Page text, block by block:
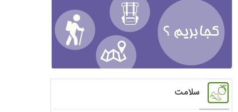
سلامت